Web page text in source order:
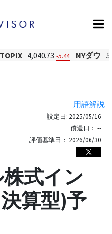
TOPIX 4,040.73 -5.44 NYダウ
用語解説
設定日: 2025/05/16
償還日： --
評価基準日： 2026/06/30
式イン
算型)予